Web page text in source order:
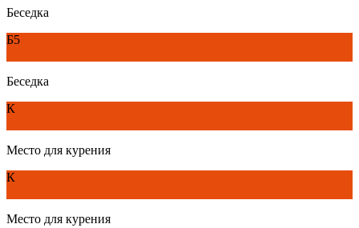
Беседка
Б5
Беседка
К
Место для курения
К
Место для курения